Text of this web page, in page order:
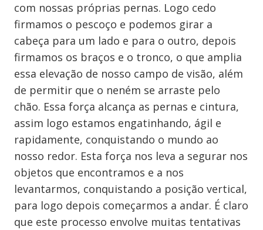
com nossas próprias pernas. Logo cedo
firmamos o pescoço e podemos girar a
cabeça para um lado e para o outro, depois
firmamos os braços e o tronco, o que amplia
essa elevação de nosso campo de visão, além
de permitir que o neném se arraste pelo
chão. Essa força alcança as pernas e cintura,
assim logo estamos engatinhando, ágil e
rapidamente, conquistando o mundo ao
nosso redor. Esta força nos leva a segurar nos
objetos que encontramos e a nos
levantarmos, conquistando a posição vertical,
para logo depois começarmos a andar. É claro
que este processo envolve muitas tentativas